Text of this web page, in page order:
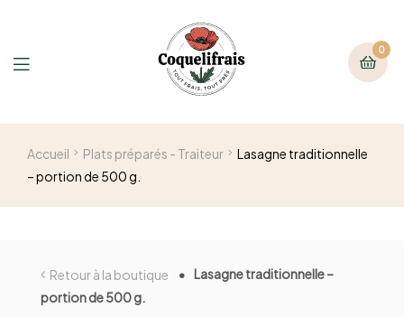
0
Accueil Plats préparés - Traiteur
Lasagne traditionnelle
– portion de 500 g.
Retour à la boutique
Lasagne traditionnelle –
portion de 500 g.